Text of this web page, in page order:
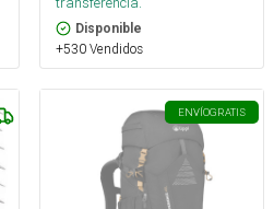
Disponible
+530 Vendidos
ENVÍOGRATIS